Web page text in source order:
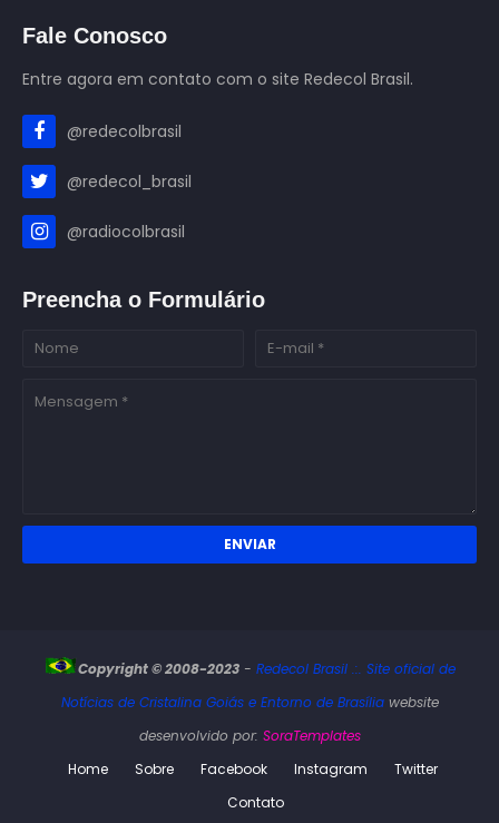
Fale Conosco
Entre agora em contato com o site Redecol Brasil.
@redecolbrasil
@redecol_brasil
@radiocolbrasil
Preencha o Formulário
Copyright © 2008-2023- Redecol Brasil .:. Site oficial de
Notícias de Cristalina Goiás e Entorno de Brasíliawebsite
desenvolvido por: SoraTemplates
Home
Sobre Facebook Instagram
Twitter
Contato